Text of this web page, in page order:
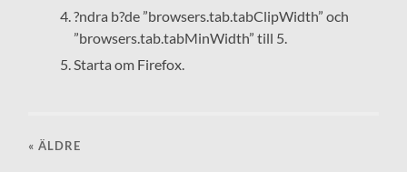
?ndra b?de ”browsers.tab.tabClipWidth” och
”browsers.tab.tabMinWidth” till 5.
Starta om Firefox.
« ÄLDRE